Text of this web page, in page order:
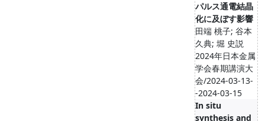
パルス通電結晶
化に及ぼす影響
田端 桃子; 谷本
久典; 堀 史説
2024年日本金属
学会春期講演大
会/2024-03-13-
-2024-03-15
In situ
synthesis and